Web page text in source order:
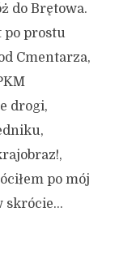
do Brętowa.
po prostu
Cmentarza,
drogi,
po mój
skrócie...